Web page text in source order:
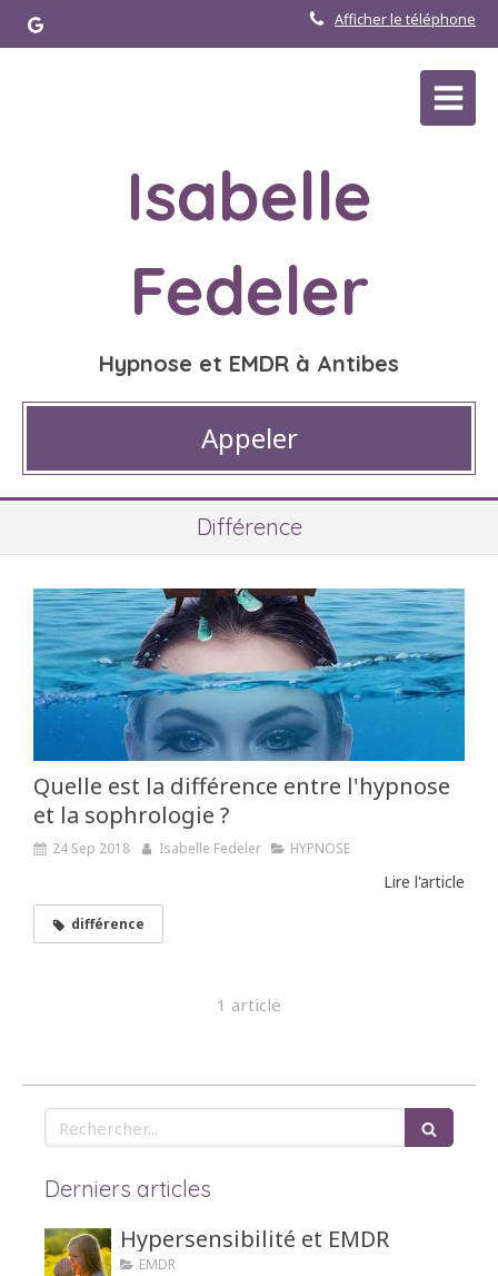
Afficher le téléphone
Isabelle
Fedeler
Hypnose et EMDR à Antibes
Appeler
Différence
Quelle est la différence entre l'hypnose
et la sophrologie ?
24 Sep 2018 Isabelle Fedeler HYPNOSE
Lire l'article
différence
1 article
Rechercher
Derniers articles
Hypersensibilité et EMDR
EMDR